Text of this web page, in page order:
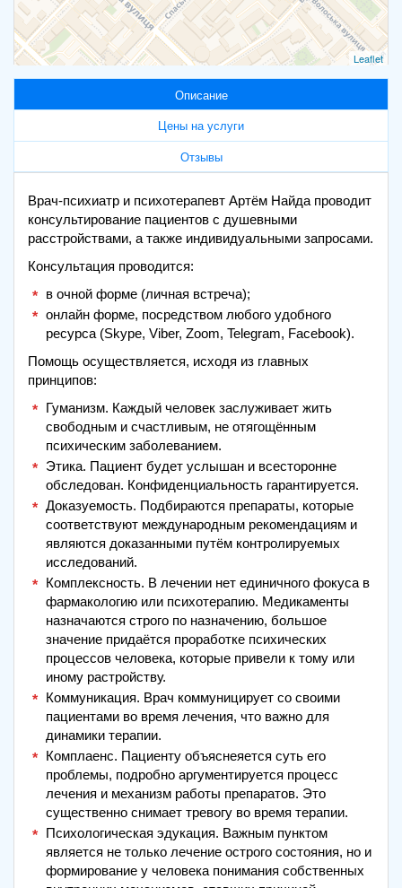
Leaflet
Описание
Цены на услуги
Отзывы
Врач-психиатр и психотерапевт Артём Найда проводит
консультирование пациентов с душевными
расстройствами, а также индивидуальными запросами.
Консультация проводится:
в очной форме (личная встреча);
онлайн форме, посредством любого удобного
ресурса (Skype, Viber, Zoom, Telegram, Facebook).
Помощь осуществляется, исходя из главных
принципов:
Гуманизм. Каждый человек заслуживает жить
свободным и счастливым, не отягощённым
психическим заболеванием.
Этика. Пациент будет услышан и всесторонне
обследован. Конфиденциальность гарантируется.
Доказуемость. Подбираются препараты, которые
соответствуют международным рекомендациям и
являются доказанными путём контролируемых
исследований.
Комплексность. В лечении нет единичного фокуса в
фармакологию или психотерапию. Медикаменты
назначаются строго по назначению, большое
значение придаётся проработке психических
процессов человека, которые привели к тому или
иному растройству.
Коммуникация. Врач коммуницирует со своими
пациентами во время лечения, что важно для
динамики терапии.
Комплаенс. Пациенту объяснеяется суть его
проблемы, подробно аргументируется процесс
лечения и механизм работы препаратов. Это
существенно снимает тревогу во время терапии.
Психологическая эдукация. Важным пунктом
является не только лечение острого состояния, но и
формирование у человека понимания собственных